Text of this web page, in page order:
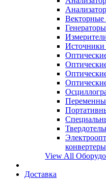
Векторные
Источники
конвертеры
View All
Доставка